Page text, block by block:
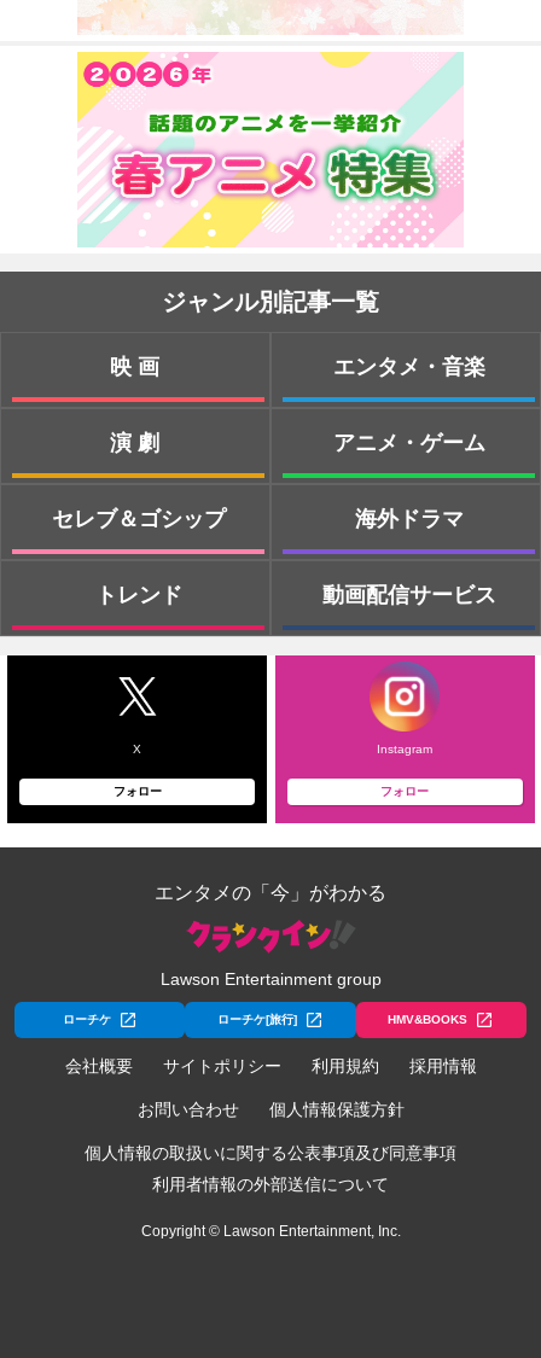
ジャンル別記事一覧
映画
演劇
セレブ＆ゴシップ
トレンド
エンタメ・音楽
アニメ・ゲーム
海外ドラマ
動画配信サービス
X
フォロー
Instagram
フォロー
エンタメの「今」がわかる
Lawson Entertainment group
ローチケ ローチケ[旅行] HMV&BOOKS
会社概要 サイトポリシー 利用規約 採用情報
お問い合わせ 個人情報保護方針
個人情報の取扱いに関する公表事項及び同意事項
利用者情報の外部送信について
Copyright © Lawson Entertainment, Inc.